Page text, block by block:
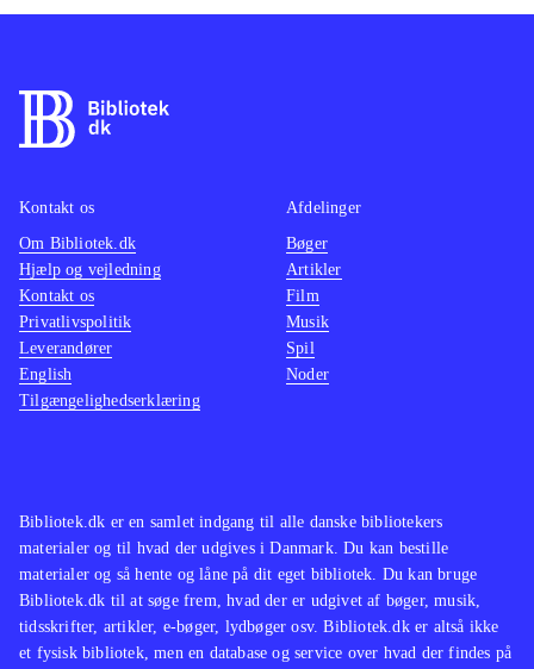
Bibliotek.dk er en samlet indgang til alle danske bibliotekers
materialer og til hvad der udgives i Danmark. Du kan bestille
materialer og så hente og låne på dit eget bibliotek. Du kan bruge
Bibliotek.dk til at søge frem, hvad der er udgivet af bøger, musik,
tidsskrifter, artikler, e-bøger, lydbøger osv. Bibliotek.dk er altså ikke
et fysisk bibliotek, men en database og service over hvad der findes på
Kontakt os
Om Bibliotek.dk
Hjælp og vejledning
Kontakt os
Privatlivspolitik
Leverandører
English
Tilgængelighedserklæring
Afdelinger
Bøger
Artikler
Film
Musik
Spil
Noder